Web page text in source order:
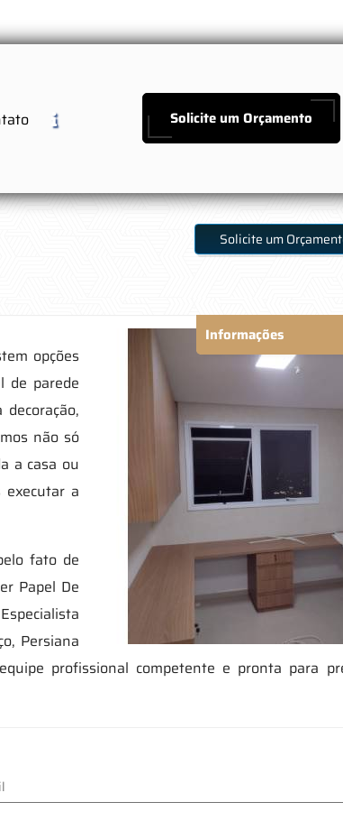
Solicite um Orçamento
Solicite um
opções
de parede
não só
a casa ou
executar a
fato de
Papel De
Persiana
profissional competente e pronta para
Informações